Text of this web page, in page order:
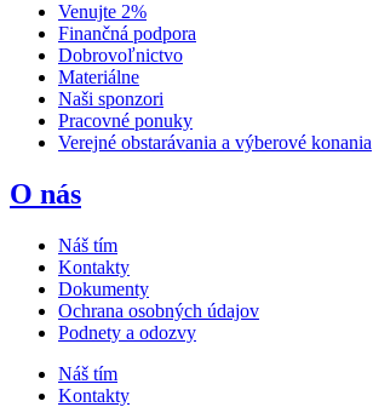
Venujte 2%
Finančná podpora
Dobrovoľnictvo
Materiálne
Naši sponzori
Pracovné ponuky
Verejné obstarávania a výberové konania
O nás
Náš tím
Kontakty
Dokumenty
Ochrana osobných údajov
Podnety a odozvy
Náš tím
Kontakty